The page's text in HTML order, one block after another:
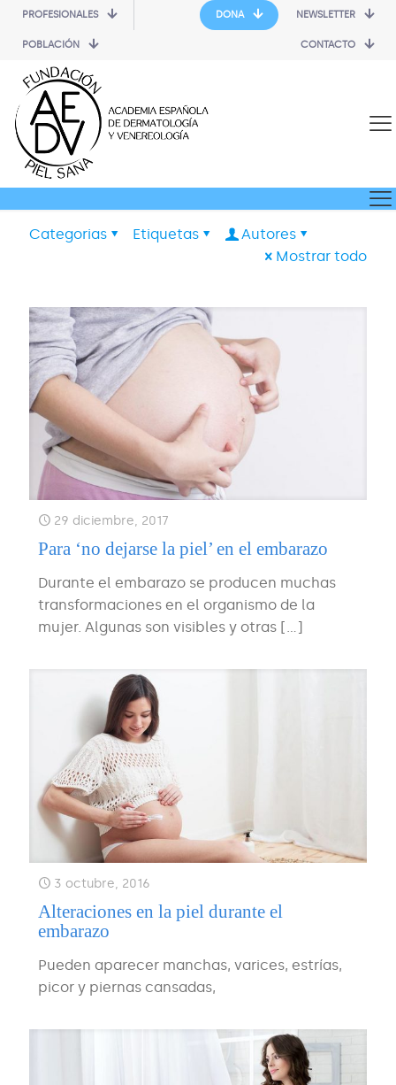
PROFESIONALES
POBLACIÓN
DONA NEWSLETTER
CONTACTO
Categorias Etiquetas
Autores
Mostrar todo
29 diciembre, 2017
Para ‘no dejarse la piel’ en el embarazo
Durante el embarazo se producen muchas
transformaciones en el organismo de la
mujer. Algunas son visibles y otras […]
3 octubre, 2016
Alteraciones en la piel durante el
embarazo
Pueden aparecer manchas, varices, estrías,
picor y piernas cansadas,